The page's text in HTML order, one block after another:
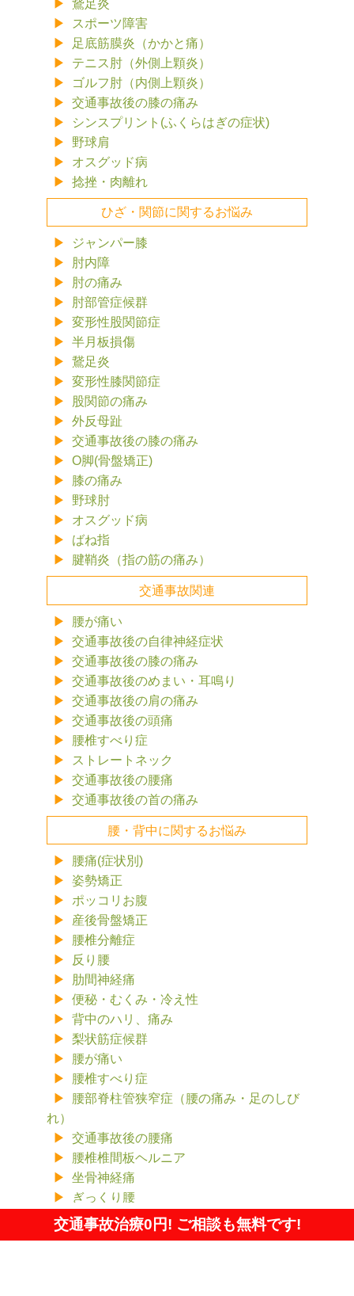
鵞足炎
スポーツ障害
足底筋膜炎（かかと痛）
テニス肘（外側上顆炎）
ゴルフ肘（内側上顆炎）
交通事故後の膝の痛み
シンスプリント(ふくらはぎの症状)
野球肩
オスグッド病
捻挫・肉離れ
ひざ・関節に関するお悩み
ジャンパー膝
肘内障
肘の痛み
肘部管症候群
変形性股関節症
半月板損傷
鵞足炎
変形性膝関節症
股関節の痛み
外反母趾
交通事故後の膝の痛み
O脚(骨盤矯正)
膝の痛み
野球肘
オスグッド病
ばね指
腱鞘炎（指の筋の痛み）
交通事故関連
腰が痛い
交通事故後の自律神経症状
交通事故後の膝の痛み
交通事故後のめまい・耳鳴り
交通事故後の肩の痛み
交通事故後の頭痛
腰椎すべり症
ストレートネック
交通事故後の腰痛
交通事故後の首の痛み
腰・背中に関するお悩み
腰痛(症状別)
姿勢矯正
ポッコリお腹
産後骨盤矯正
腰椎分離症
反り腰
肋間神経痛
便秘・むくみ・冷え性
背中のハリ、痛み
梨状筋症候群
腰が痛い
腰椎すべり症
腰部脊柱管狭窄症（腰の痛み・足のしび
れ）
交通事故後の腰痛
腰椎椎間板ヘルニア
坐骨神経痛
ぎっくり腰
腰痛
交通事故治療0円! ご相談も無料です!